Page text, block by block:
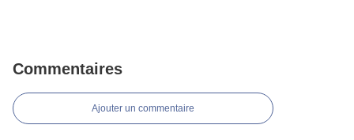
Commentaires
Ajouter un commentaire